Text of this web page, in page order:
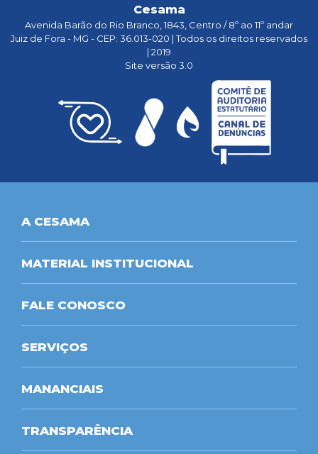
Cesama
Avenida Barão do Rio Branco, 1843, Centro / 8º ao 11º andar
Juiz de Fora - MG - CEP: 36.013-020 | Todos os direitos reservados
| 2019
Site versão 3.0
A CESAMA
MATERIAL INSTITUCIONAL
FALE CONOSCO
SERVIÇOS
MANANCIAIS
TRANSPARÊNCIA